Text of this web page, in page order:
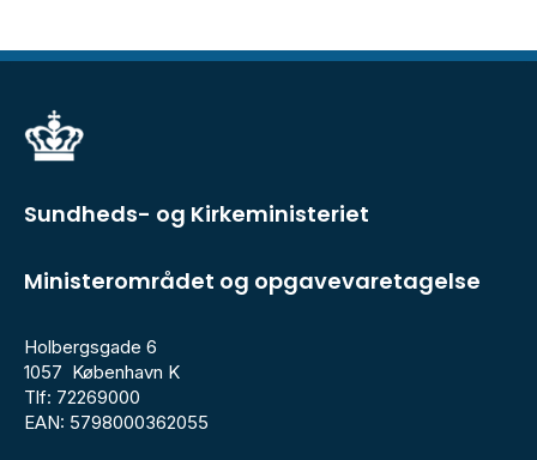
Sundheds- og Kirkeministeriet
Ministerområdet og opgavevaretagelse
Holbergsgade 6
1057 København K
Tlf: 72269000
EAN: 5798000362055